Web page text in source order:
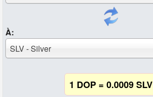
À:
SLV - Silver
1 DOP = 0.0009 SLV